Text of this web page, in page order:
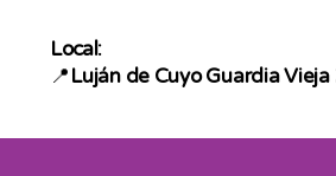
Local:
📍Luján de Cuyo Guardia